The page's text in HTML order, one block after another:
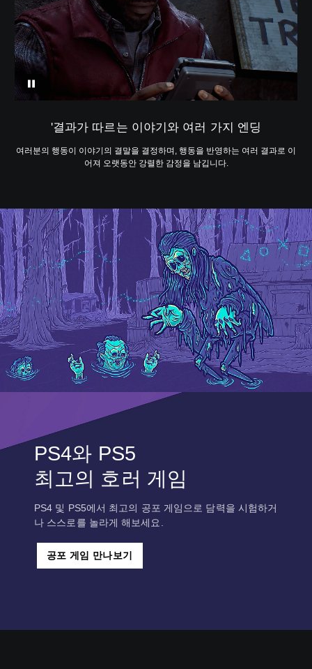
'결과가 따르는 이야기와 여러 가지 엔딩
여러분의 행동이 이야기의 결말을 결정하며, 행동을 반영하는 여러 결과로 이
어져 오랫동안 강렬한 감정을 남깁니다.
PS4와 PS5
최고의 호러 게임
PS4 및 PS5에서 최고의 공포 게임으로 담력을 시험하거
나 스스로를 놀라게 해보세요.
공포 게임 만나보기